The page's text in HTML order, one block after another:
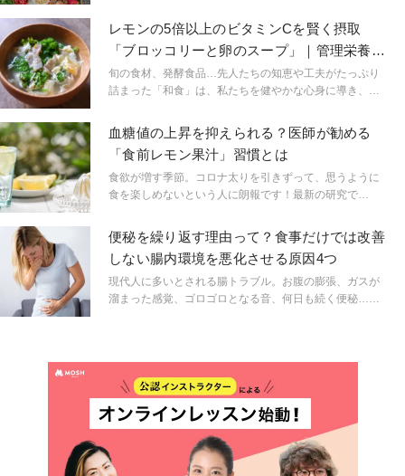
胞の増殖抑制など、さまざまなメリットをもたらしま
す。
レモンの5倍以上のビタミンCを賢く摂取
「ブロッコリーと卵のスープ」｜管理栄養士
が教える健康スープ
旬の食材、発酵食品…先人たちの知恵や工夫がたっぷり
詰まった「和食」は、私たちを健やかな心身に導き、腸
くれます。食の欧米化が進んだ現代社会で、今こそ昔な
がらの「和ごはん」に立ち返りませんか？一汁一菜でな
くてもOK！手軽に日常の食卓に取り入れられる和風スー
プレシピを、管理栄養士の圓尾和紀さんが連載形式で教
えてくれます。
血糖値の上昇を抑えられる？医師が勧める
「食前レモン果汁」習慣とは
食欲が増す季節。コロナ太りを引きずって、思うように
食を楽しめないという人に朗報です！最新の研究で
ました。
便秘を繰り返す理由って？食事だけでは改善
しない腸内環境を悪化させる原因4つ
現代人に多いとされる腸トラブル。お腹の膨張、ガスが
溜まった感覚、ゴロゴロとなる音、何日も続く便秘…。
トレスが原因かもしれません。便秘にならないために日
ごろから気をつけるべきこととは？